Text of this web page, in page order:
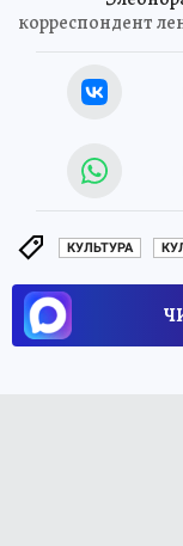
корреспондент
КУЛЬТУРА